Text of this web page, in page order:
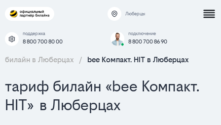
Люберцы
поддержка
8 800 700 80 00
подключение
8 800 700 86 90
билайн в Люберцах / bee Компакт. HIT в Люберцах
тариф билайн «bee Компакт.
HIT» в Люберцах